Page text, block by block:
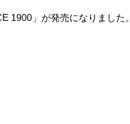
1900」が発売になりました。